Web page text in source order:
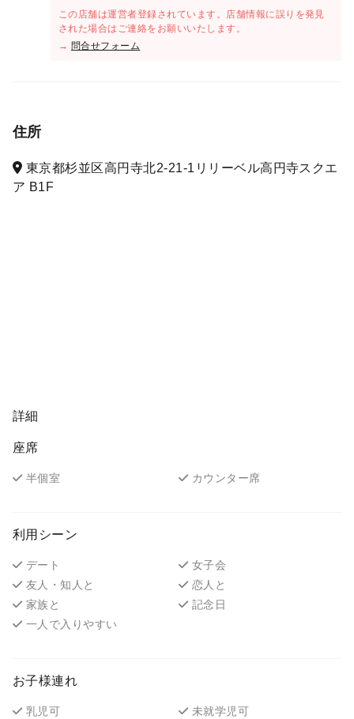
この店舗は運営者登録されています。店舗情報に誤りを発見
された場合はご連絡をお願いいたします。
→ 問合せフォーム
住所
東京都杉並区高円寺北2-21-1リリーベル高円寺スクエ
ア B1F
詳細
座席
半個室 カウンター席
利用シーン
デート
女子会
友人・知人と
恋人と
家族と
記念日
一人で入りやすい
お子様連れ
乳児可
未就学児可